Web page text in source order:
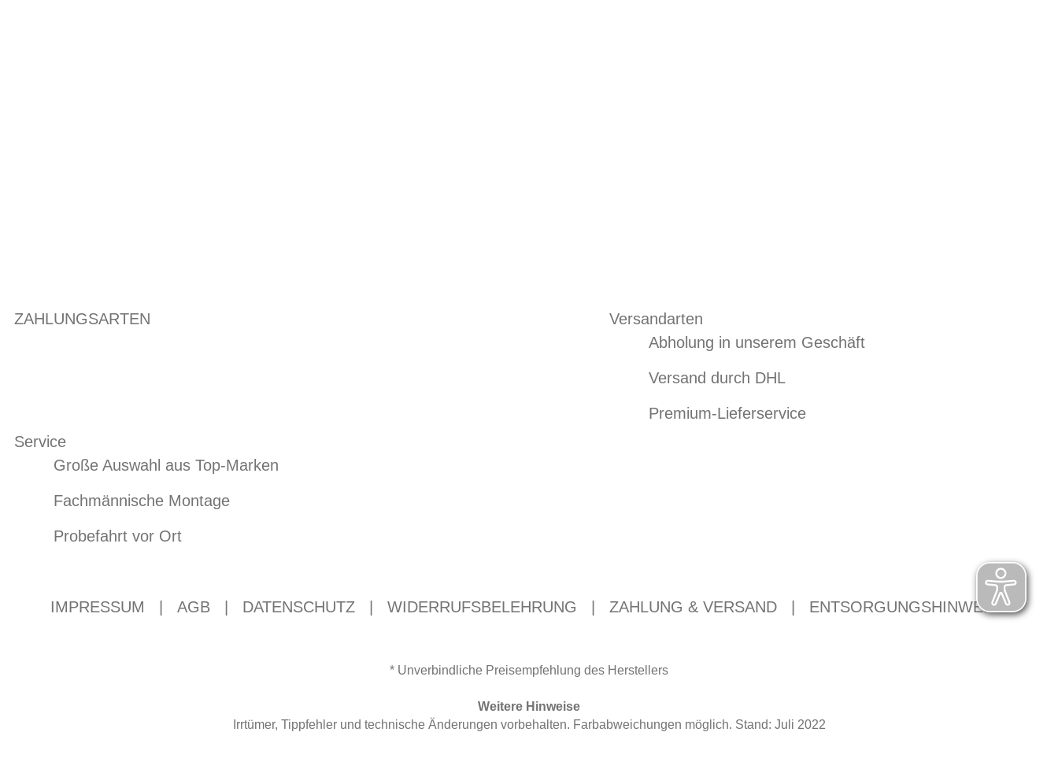
ZAHLUNGSARTEN
Versandarten
Abholung in unserem Geschäft
Versand durch DHL
Premium-Lieferservice
Service
Große Auswahl aus Top-Marken
Fachmännische Montage
Probefahrt vor Ort
IMPRESSUM AGB DATENSCHUTZ WIDERRUFSBELEHRUNG ZAHLUNG & VERSAND ENTSORGUNGSHINWEISE
* Unverbindliche Preisempfehlung des Herstellers
Weitere Hinweise
Irrtümer, Tippfehler und technische Änderungen vorbehalten. Farbabweichungen möglich. Stand: Juli 2022